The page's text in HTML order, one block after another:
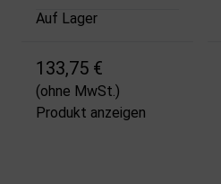
Auf Lager
133,75 €
(ohne MwSt.)
Produkt anzeigen